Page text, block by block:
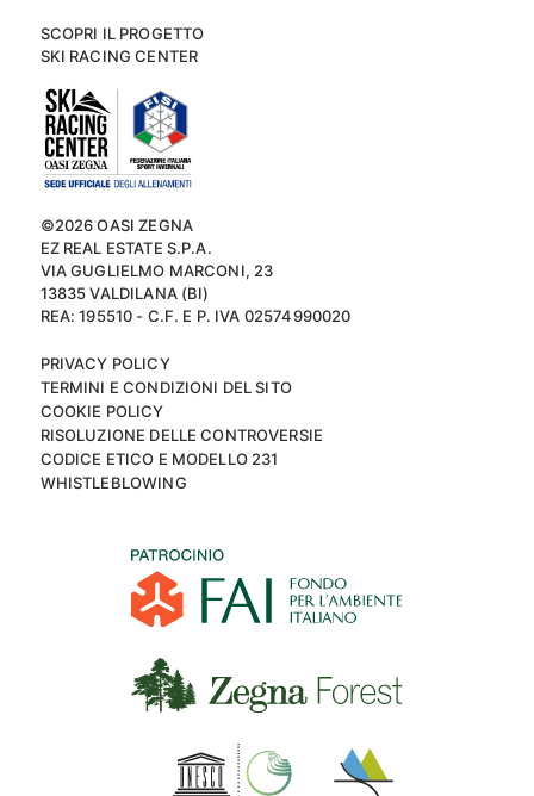
SCOPRI IL PROGETTO
SKI RACING CENTER
©2026 OASI ZEGNA
EZ REAL ESTATE S.P.A.
VIA GUGLIELMO MARCONI, 23
13835 VALDILANA (BI)
REA: 195510 - C.F. E P. IVA 02574990020
PRIVACY POLICY
TERMINI E CONDIZIONI DEL SITO
COOKIE POLICY
RISOLUZIONE DELLE CONTROVERSIE
CODICE ETICO E MODELLO 231
WHISTLEBLOWING